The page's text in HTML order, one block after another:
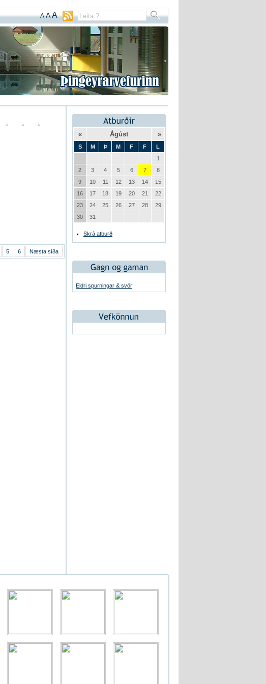
A AA
5 6 Næsta síða
« Ágúst »
S M Þ M F F
L
1
2
3 4 5 6 7
8
9
10 11 12 13 14
15
16
17 18 19 20 21
22
23
24 25 26 27 28
29
30
31
Skrá atburð
Eldri spurningar & svör